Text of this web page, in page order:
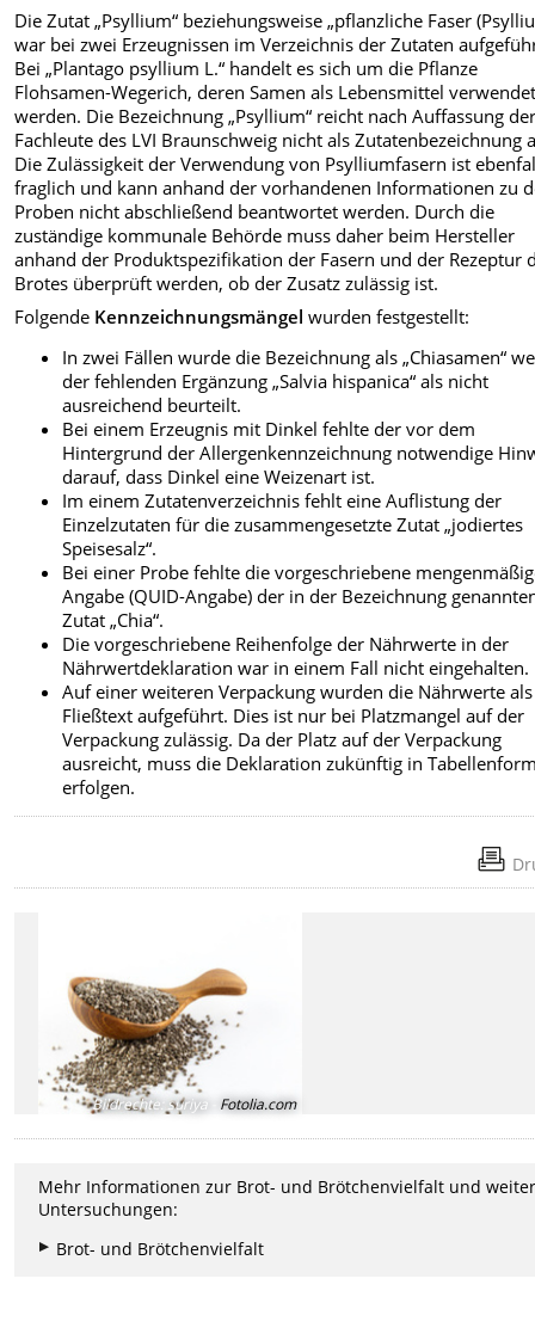
Die Zutat „Psyllium“ beziehungsweise „pflanzliche Faser
war bei zwei Erzeugnissen im Verzeichnis der Zutaten
Bei „Plantago psyllium L.“ handelt es sich um die Pflanze
Flohsamen-Wegerich, deren Samen als Lebensmittel
werden. Die Bezeichnung „Psyllium“ reicht nach Auffassung
Fachleute des LVI Braunschweig nicht als Zutatenbezeichnung
Die Zulässigkeit der Verwendung von Psylliumfasern ist
fraglich und kann anhand der vorhandenen Informationen zu
Proben nicht abschließend beantwortet werden. Durch die
zuständige kommunale Behörde muss daher beim Hersteller
anhand der Produktspezifikation der Fasern und der Rezeptur
Brotes überprüft werden, ob der Zusatz zulässig ist.
Folgende Kennzeichnungsmängel wurden festgestellt:
In zwei Fällen wurde die Bezeichnung als „Chiasamen“
der fehlenden Ergänzung „Salvia hispanica“ als nicht
ausreichend beurteilt.
Bei einem Erzeugnis mit Dinkel fehlte der vor dem
Hintergrund der Allergenkennzeichnung notwendige
darauf, dass Dinkel eine Weizenart ist.
Im einem Zutatenverzeichnis fehlt eine Auflistung der
Einzelzutaten für die zusammengesetzte Zutat„jodiertes
Speisesalz“.
Bei einer Probe fehlte die vorgeschriebene
Angabe (QUID-Angabe) der in der Bezeichnung
Zutat „Chia“.
Die vorgeschriebene Reihenfolge der Nährwerte in der
Nährwertdeklaration war in einem Fall nicht eingehalten.
Auf einer weiteren Verpackung wurden die Nährwerte als
Fließtext aufgeführt. Dies ist nur bei Platzmangel auf der
Verpackung zulässig. Da der Platz auf der Verpackung
ausreicht, muss die Deklaration zukünftig in
erfolgen.
Bildrechte: suriya - Fotolia.com
Mehr Informationen zur Brot- und Brötchenvielfalt und
Untersuchungen:
Brot- und Brötchenvielfalt